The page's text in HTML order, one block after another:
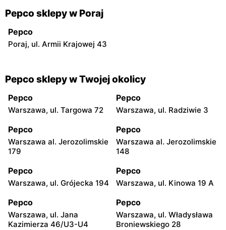
Pepco sklepy w Poraj
Pepco
Poraj, ul. Armii Krajowej 43
Pepco sklepy w Twojej okolicy
Pepco
Warszawa, ul. Targowa 72
Pepco
Warszawa, ul. Radziwie 3
Pepco
Warszawa al. Jerozolimskie
179
Pepco
Warszawa al. Jerozolimskie
148
Pepco
Warszawa, ul. Grójecka 194
Pepco
Warszawa, ul. Kinowa 19 A
Pepco
Warszawa, ul. Jana
Kazimierza 46/U3-U4
Pepco
Warszawa, ul. Władysława
Broniewskiego 28